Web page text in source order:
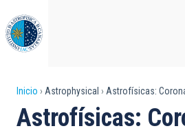
al
contenido
principal
Sobrescribir
enlaces
Inicio Astrophysical Astrofísicas:
Astrofísicas: